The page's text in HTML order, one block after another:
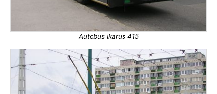
Autobus Ikarus 415